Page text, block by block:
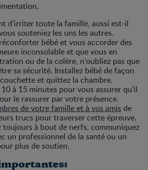
d'irriter toute la famille, aussi est-il
souteniez les uns les autres.
bébé et vous accorder des
inconsolable et que vous en
ou de la colère, n'oubliez pas que
sa sécurité. Installez bébé de façon
et quittez la chambre.
10 à 15 minutes pour vous assurer qu'il
le rassurer par votre présence.
de votre famille et à vos amisde
trucs pour traverser cette épreuve.
toujours à bout de nerfs, communiquez
un professionnel de la santé ou un
plus de soutien.